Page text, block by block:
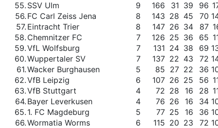
55. SSV Ulm 9 166 31 39 96
56. FC Carl Zeiss Jena 8 143 28 45 70
57. Eintracht Trier 8 147 26 34 87
58. Chemnitzer FC 7 126 25 36 65
59.VfL Wolfsburg 7 131 24 38 69
60.Wuppertaler SV 7 137 22 43 72
61.Wacker Burghausen 5 85 27 22 36
62.VfB Leipzig 6 107 26 25 56
63.VfB Stuttgart 4 72 28 16 28
64. Bayer Leverkusen 4 76 26 16 34
65. 1. FC Magdeburg 5 77 25 16 36
66.Wormatia Worms 6 115 20 23 72